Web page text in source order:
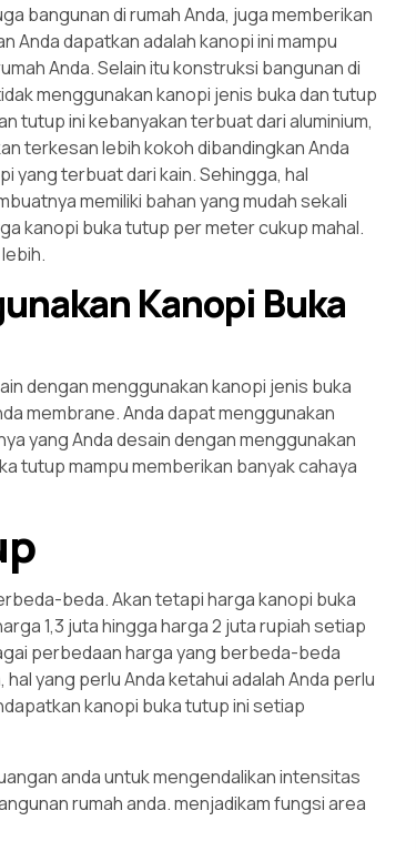
bangunan di rumah Anda, juga memberikan
Anda dapatkan adalah kanopi ini mampu
Anda. Selain itu konstruksi bangunan di
menggunakan kanopi jenis buka dan tutup
tutup ini kebanyakan terbuat dari aluminium,
terkesan lebih kokoh dibandingkan Anda
yang terbuat dari kain. Sehingga, hal
memiliki bahan yang mudah sekali
kanopi buka tutup per meter cukup mahal.
Kanopi Buka
dengan menggunakan kanopi jenis buka
membrane. Anda dapat menggunakan
yang Anda desain dengan menggunakan
tutup mampu memberikan banyak cahaya
beda. Akan tetapi harga kanopi buka
1,3 juta hingga harga 2 juta rupiah setiap
perbedaan harga yang berbeda-beda
yang perlu Anda ketahui adalah Anda perlu
kanopi buka tutup ini setiap
anda untuk mengendalikan intensitas
rumah anda. menjadikam fungsi area